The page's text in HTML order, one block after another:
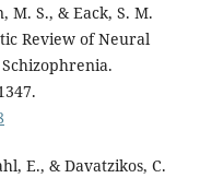
M. S., & Eack, S. M.
Review of Neural
E., & Davatzikos, C.